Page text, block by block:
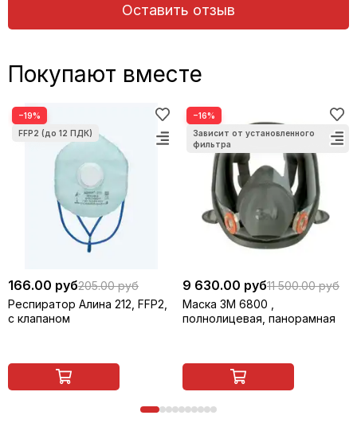
Оставить отзыв
Покупают вместе
−19%
166.00 руб205.00 руб
Респиратор Алина 212, FFP2,
с клапаном
−16%
9 630.00 руб11 500.00 руб
Маска 3M 6800 ,
полнолицевая, панорамная